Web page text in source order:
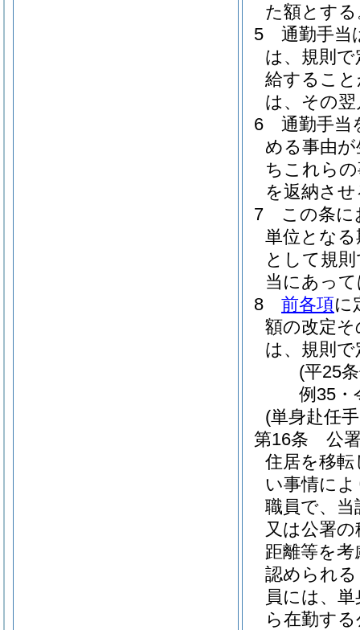
た額とす
5
通勤手当
は、規則
給するこ
は、その翌
6
通勤手当
める事由
ちこれら
を返納さ
7
この条に
単位とな
として規
当にあっ
8
前各項に
額の改定
は、規則
(平25
例35・
(単身赴任
第16条
公
住居を移
い事情に
職員で、
又は公署
距離等を
認められ
員には、
ら在勤す